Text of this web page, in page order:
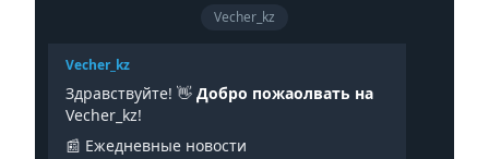
Vecher_kz
Vecher_kz
Здравствуйте! 👋 Добро пожаолвать на
Vecher_kz!
📰 Ежедневные новости